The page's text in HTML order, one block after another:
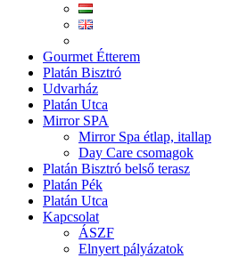
Gourmet Étterem
Platán Bisztró
Udvarház
Platán Utca
Mirror SPA
Mirror Spa étlap, itallap
Day Care csomagok
Platán Bisztró belső terasz
Platán Pék
Platán Utca
Kapcsolat
ÁSZF
Elnyert pályázatok